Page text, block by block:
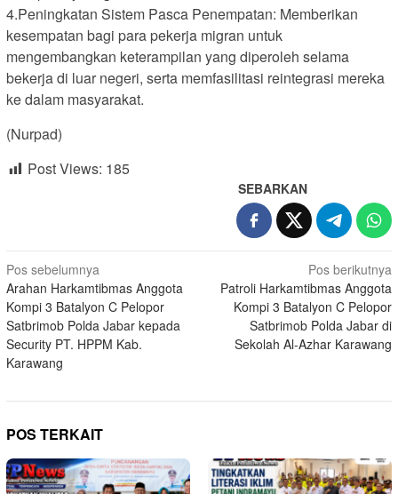
4.Peningkatan Sistem Pasca Penempatan: Memberikan
kesempatan bagi para pekerja migran untuk
mengembangkan keterampilan yang diperoleh selama
bekerja di luar negeri, serta memfasilitasi reintegrasi mereka
ke dalam masyarakat.
(Nurpad)
Post Views: 185
SEBARKAN
Navigasi
pos
Pos sebelumnya
Arahan Harkamtibmas Anggota
Kompi 3 Batalyon C Pelopor
Satbrimob Polda Jabar kepada
Security PT. HPPM Kab.
Karawang
Pos berikutnya
Patroli Harkamtibmas Anggota
Kompi 3 Batalyon C Pelopor
Satbrimob Polda Jabar di
Sekolah Al-Azhar Karawang
POS TERKAIT